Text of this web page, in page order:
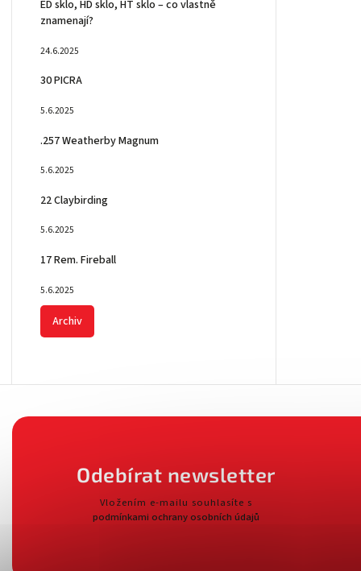
Odebírat newsletter
Vložením e-mailu souhlasíte s
podmínkami ochrany osobních údajů
ED sklo, HD sklo, HT sklo – co vlastně
znamenají?
24.6.2025
30 PICRA
5.6.2025
.257 Weatherby Magnum
5.6.2025
22 Claybirding
5.6.2025
17 Rem. Fireball
5.6.2025
Archiv